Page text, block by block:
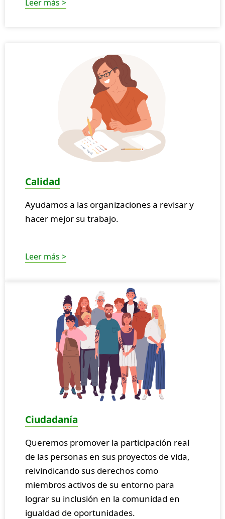
Leer más >
Calidad
Ayudamos a las organizaciones a revisar y
hacer mejor su trabajo.
Leer más >
Ciudadanía
Queremos promover la participación real
de las personas en sus proyectos de vida,
reivindicando sus derechos como
miembros activos de su entorno para
lograr su inclusión en la comunidad en
igualdad de oportunidades.